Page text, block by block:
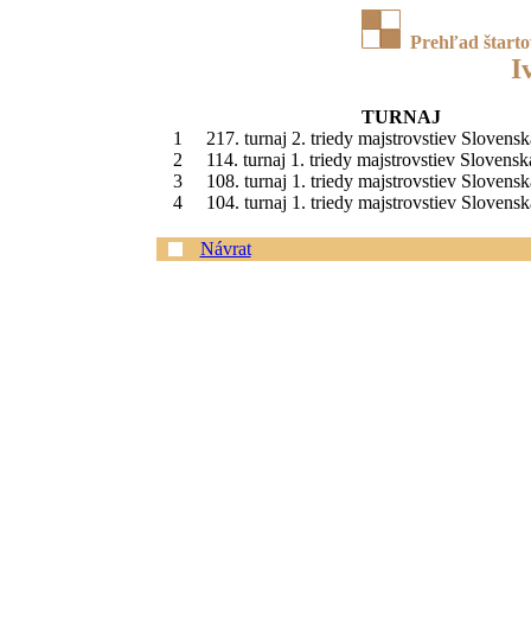
Prehľad
TURNAJ
1
217. turnaj 2. triedy majstrovstiev
2
114. turnaj 1. triedy majstrovstiev
3
108. turnaj 1. triedy majstrovstiev
4
104. turnaj 1. triedy majstrovstiev
Návrat